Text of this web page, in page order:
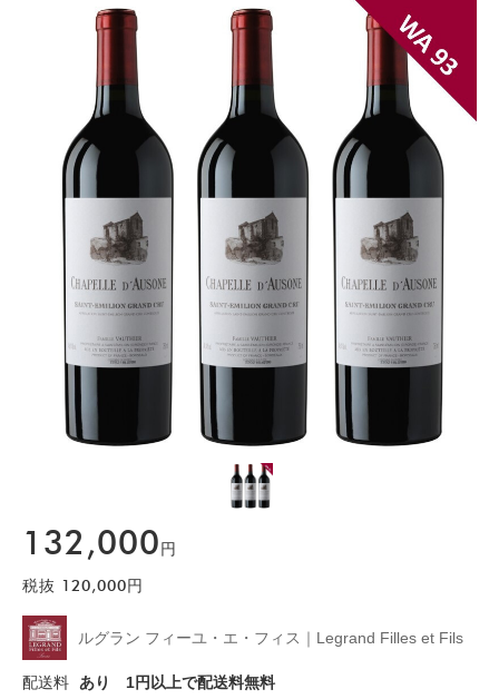
132,000 円
税抜 120,000 円
ルグラン フィーユ・エ・フィス｜Legrand Filles et Fils
配送料 あり
1円以上で配送料無料